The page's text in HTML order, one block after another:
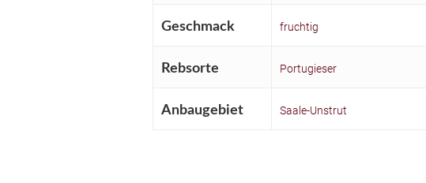
Geschmack fruchtig
Rebsorte Portugieser
Anbaugebiet Saale-Unstrut